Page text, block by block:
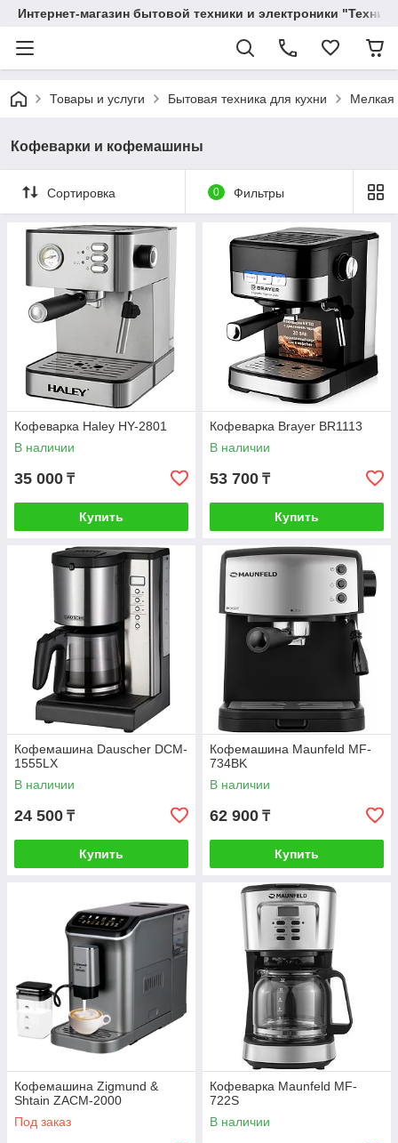
Интернет-магазин бытовой техники и электроники
Товары и услуги Бытовая техника для кухни Мелкая
Кофеварки и кофемашины
Сортировка 0 Фильтры
Кофеварка Haley HY-2801
В наличии
35 000 ₸
Купить
Кофеварка Brayer BR1113
В наличии
53 700 ₸
Купить
Кофемашина Dauscher DCM-
1555LX
В наличии
24 500 ₸
Купить
Кофемашина Maunfeld MF-
734BK
В наличии
62 900 ₸
Купить
Кофемашина Zigmund &
Shtain ZACM‑2000
Под заказ
Кофеварка Maunfeld MF-
722S
В наличии